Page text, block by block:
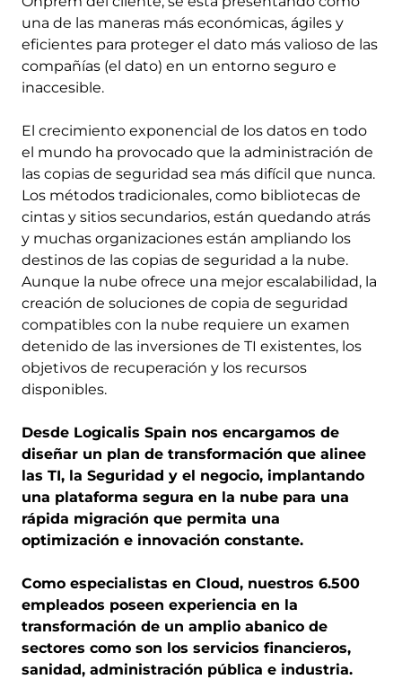
una de las maneras más económicas, ágiles y
eficientes para proteger el dato más valioso de las
compañías (el dato) en un entorno seguro e
inaccesible.
El crecimiento exponencial de los datos en todo
el mundo ha provocado que la administración de
las copias de seguridad sea más difícil que nunca.
Los métodos tradicionales, como bibliotecas de
cintas y sitios secundarios, están quedando atrás
y muchas organizaciones están ampliando los
destinos de las copias de seguridad a la nube.
Aunque la nube ofrece una mejor escalabilidad, la
creación de soluciones de copia de seguridad
compatibles con la nube requiere un examen
detenido de las inversiones de TI existentes, los
objetivos de recuperación y los recursos
disponibles.
Desde Logicalis Spain nos encargamos de
diseñar un plan de transformación que alinee
las TI, la Seguridad y el negocio, implantando
una plataforma segura en la nube para una
rápida migración que permita una
optimización e innovación constante.
Como especialistas en Cloud, nuestros 6.500
empleados poseen experiencia en la
transformación de un amplio abanico de
sectores como son los servicios financieros,
sanidad, administración pública e industria.